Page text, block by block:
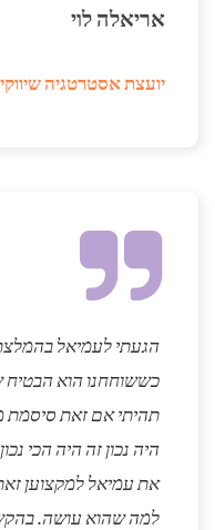
אריאלה לוי
יועצת אסטרטגיה
הגעתי לעמיאל
כששוחחנו הוא הבטיח
תהיתי אם זאת סיסמת
היה נכון זה היה הכי
את עמיאל למקצוען
למה שהוא עושה.